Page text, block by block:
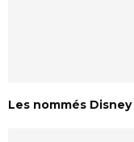
Les nommés